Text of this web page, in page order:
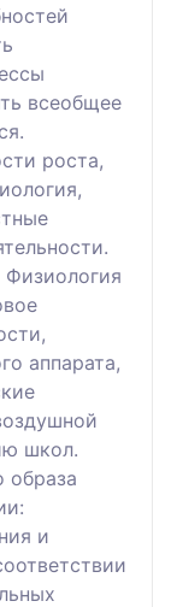
всеобщее
роста,
аппарата,
школ.
образа
и